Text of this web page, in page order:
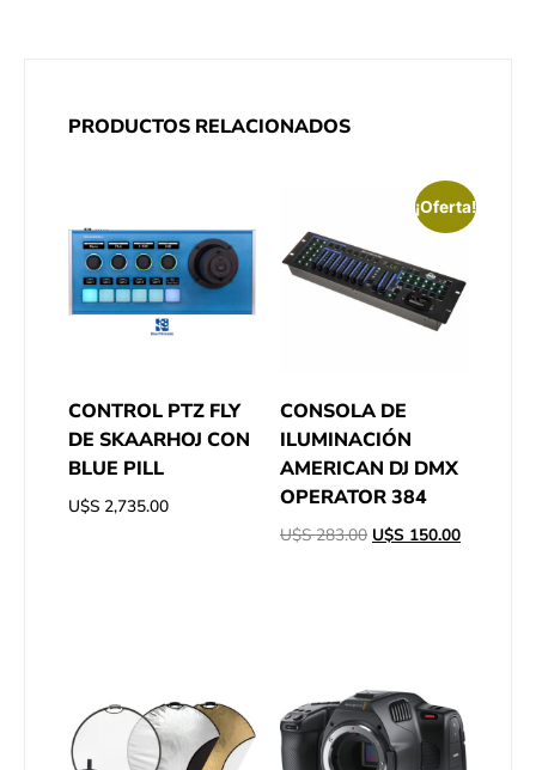
PRODUCTOS RELACIONADOS
CONTROL PTZ FLY
DE SKAARHOJ CON
BLUE PILL
U$S 2,735.00
¡Oferta!
CONSOLA DE
ILUMINACIÓN
AMERICAN DJ DMX
OPERATOR 384
U$S283.00 U$S 150.00